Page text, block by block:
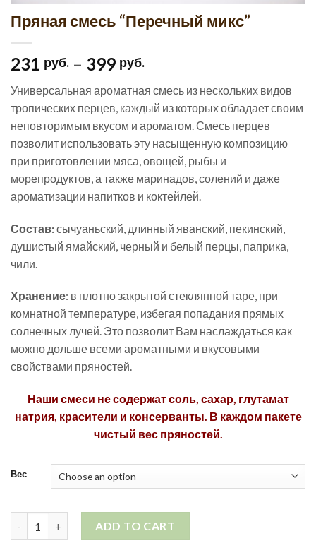
Пряная смесь “Перечный микс”
231 руб. – 399 руб.
Универсальная ароматная смесь из нескольких видов
тропических перцев, каждый из которых обладает своим
неповторимым вкусом и ароматом. Смесь перцев
позволит использовать эту насыщенную композицию
при приготовлении мяса, овощей, рыбы и
морепродуктов, а также маринадов, солений и даже
ароматизации напитков и коктейлей.
Состав:сычуаньский, длинный яванский, пекинский,
душистый ямайский, черный и белый перцы, паприка,
чили.
Хранение: в плотно закрытой стеклянной таре, при
комнатной температуре, избегая попадания прямых
солнечных лучей. Это позволит Вам наслаждаться как
можно дольше всеми ароматными и вкусовыми
свойствами пряностей.
Наши смеси не содержат соль, сахар, глутамат
натрия, красители и консерванты. В каждом пакете
чистый вес пряностей.
Вес
ADD TO CART